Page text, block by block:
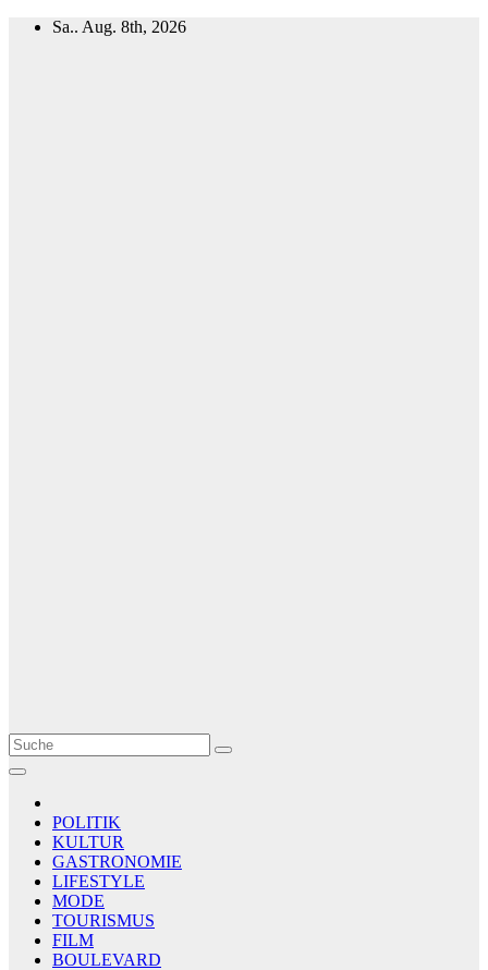
Zum
Sa.. Aug. 8th, 2026
Le Matin
AGENCE DE PRESSE
POLITIK
KULTUR
GASTRONOMIE
LIFESTYLE
MODE
TOURISMUS
FILM
BOULEVARD